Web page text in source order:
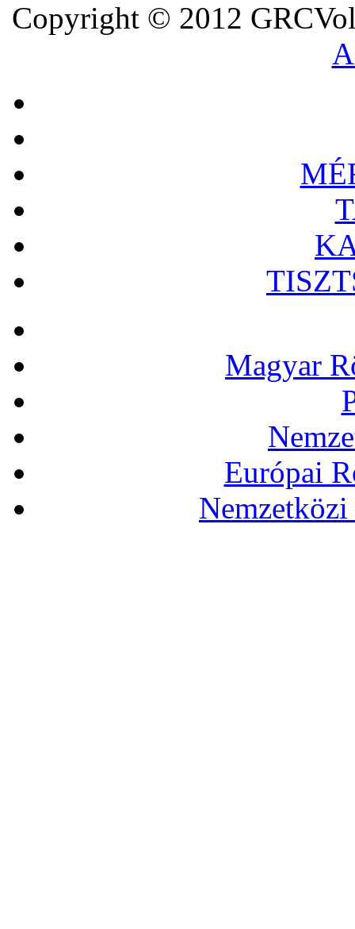
Copyright © 2012
Magyar
Európai
Nemzetközi